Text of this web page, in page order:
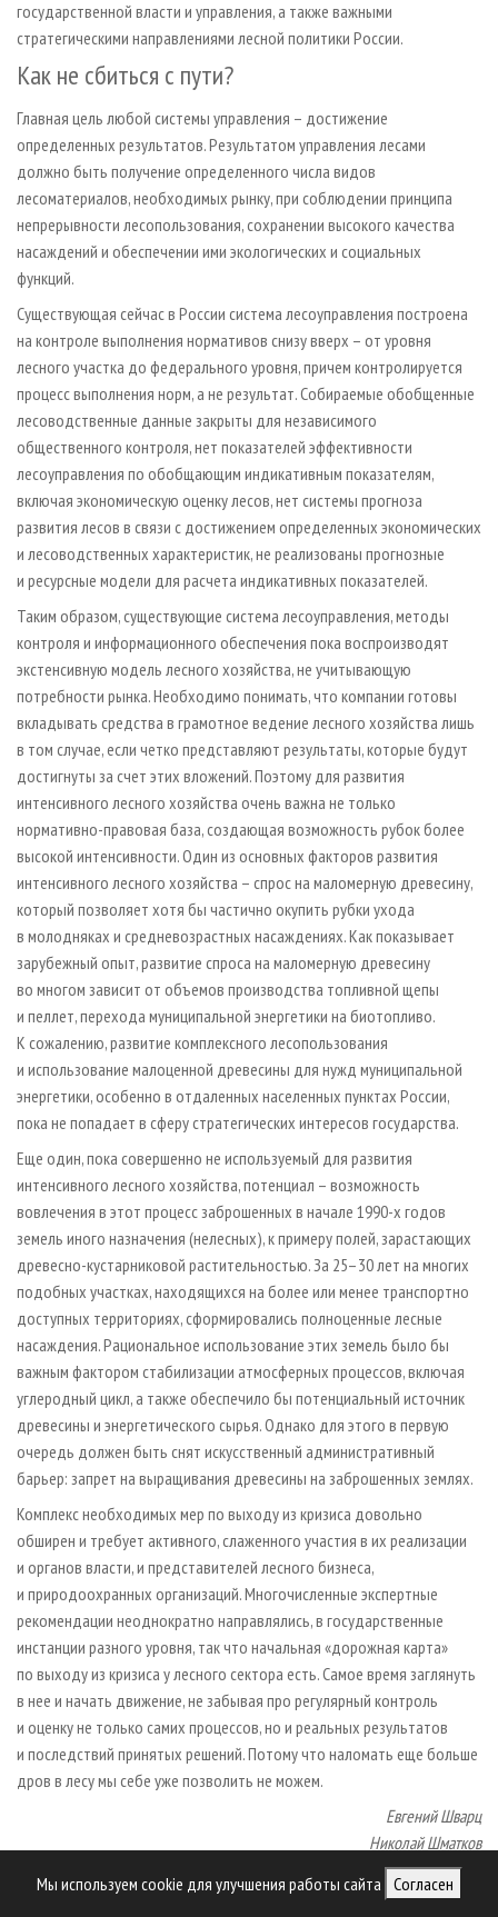
Мы используем cookie для улучшения работы сайта Согласен
государственной власти и управления, а также важными
стратегическими направлениями лесной политики России.
Как не сбиться с пути?
Главная цель любой системы управления – достижение
определенных результатов. Результатом управления лесами
должно быть получение определенного числа видов
лесоматериалов, необходимых рынку, при соблюдении принципа
непрерывности лесопользования, сохранении высокого качества
насаждений и обеспечении ими экологических и социальных
функций.
Существующая сейчас в России система лесоуправления построена
на контроле выполнения нормативов снизу вверх – от уровня
лесного участка до федерального уровня, причем контролируется
процесс выполнения норм, а не результат. Собираемые обобщенные
лесоводственные данные закрыты для независимого
общественного контроля, нет показателей эффективности
лесоуправления по обобщающим индикативным показателям,
включая экономическую оценку лесов, нет системы прогноза
развития лесов в связи с достижением определенных экономических
и лесоводственных характеристик, не реализованы прогнозные
и ресурсные модели для расчета индикативных показателей.
Таким образом, существующие система лесоуправления, методы
контроля и информационного обеспечения пока воспроизводят
экстенсивную модель лесного хозяйства, не учитывающую
потребности рынка. Необходимо понимать, что компании готовы
вкладывать средства в грамотное ведение лесного хозяйства лишь
в том случае, если четко представляют результаты, которые будут
достигнуты за счет этих вложений. Поэтому для развития
интенсивного лесного хозяйства очень важна не только
нормативно-правовая база, создающая возможность рубок более
высокой интенсивности. Один из основных факторов развития
интенсивного лесного хозяйства – спрос на маломерную древесину,
который позволяет хотя бы частично окупить рубки ухода
в молодняках и средневозрастных насаждениях. Как показывает
зарубежный опыт, развитие спроса на маломерную древесину
во многом зависит от объемов производства топливной щепы
и пеллет, перехода муниципальной энергетики на биотопливо.
К сожалению, развитие комплексного лесопользования
и использование малоценной древесины для нужд муниципальной
энергетики, особенно в отдаленных населенных пунктах России,
пока не попадает в сферу стратегических интересов государства.
Еще один, пока совершенно не используемый для развития
интенсивного лесного хозяйства, потенциал – возможность
вовлечения в этот процесс заброшенных в начале 1990-х годов
земель иного назначения (нелесных), к примеру полей, зарастающих
древесно-кустарниковой растительностью. За 25–30 лет на многих
подобных участках, находящихся на более или менее транспортно
доступных территориях, сформировались полноценные лесные
насаждения. Рациональное использование этих земель было бы
важным фактором стабилизации атмосферных процессов, включая
углеродный цикл, а также обеспечило бы потенциальный источник
древесины и энергетического сырья. Однако для этого в первую
очередь должен быть снят искусственный административный
барьер: запрет на выращивания древесины на заброшенных землях.
Комплекс необходимых мер по выходу из кризиса довольно
обширен и требует активного, слаженного участия в их реализации
и органов власти, и представителей лесного бизнеса,
и природоохранных организаций. Многочисленные экспертные
рекомендации неоднократно направлялись, в государственные
инстанции разного уровня, так что начальная «дорожная карта»
по выходу из кризиса у лесного сектора есть. Самое время заглянуть
в нее и начать движение, не забывая про регулярный контроль
и оценку не только самих процессов, но и реальных результатов
и последствий принятых решений. Потому что наломать еще больше
дров в лесу мы себе уже позволить не можем.
Евгений Шварц
Николай Шматков
Евгений Шварц
Николай Шматков